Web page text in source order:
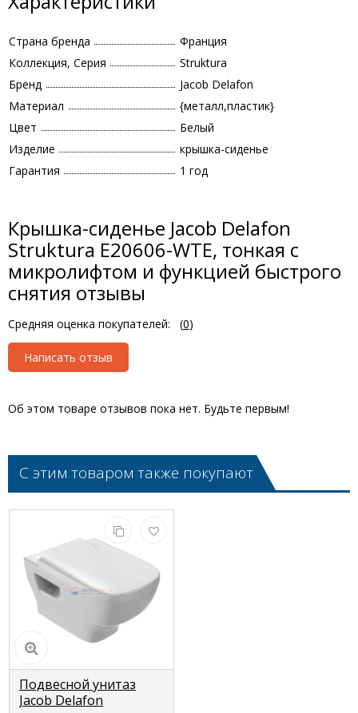
Страна бренда
Франция
Коллекция, Серия
Struktura
Бренд
Jacob Delafon
Материал
{металл,пластик}
Цвет
Белый
Изделие
крышка-сиденье
Гарантия
1 год
Крышка-сиденье Jacob Delafon
Struktura E20606-WTE, тонкая c
микролифтом и функцией быстрого
снятия отзывы
Средняя оценка покупателей: (0)
Написать отзыв
Об этом товаре отзывов пока нет. Будьте первым!
С этим товаром также покупают
Подвесной унитаз
Jacob Delafon